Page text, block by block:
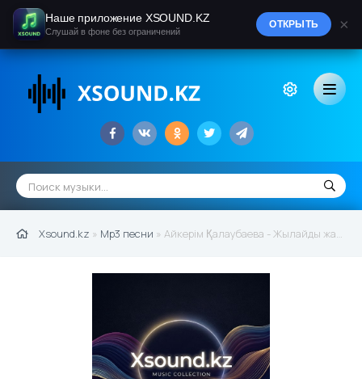
Xsound.kz » Mp3 песни » Айкерім Қалаубаева - Жылайды жапырақ (жаңа нұсқа 2015)
Наше приложение XSOUND.KZ
Слушай в фоне без ограничений
ОТКРЫТЬ ×